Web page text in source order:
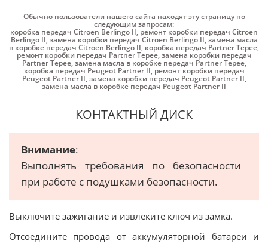
Обычно пользователи нашего сайта находят эту страницу по
следующим запросам:
коробка передач Citroen Berlingo II, ремонт коробки передач Citroen
Berlingo II,замена коробки передач Citroen Berlingo II,замена масла
в коробке передач Citroen Berlingo II, коробка передач Partner Tepee,
ремонт коробки передач Partner Tepee,замена коробки передач
Partner Tepee,замена масла в коробке передач Partner Tepee,
коробка передач Peugeot Partner II, ремонт коробки передач
Peugeot Partner II,замена коробки передач Peugeot Partner II,
замена масла в коробке передач Peugeot Partner II
КОНТАКТНЫЙ ДИСК
Внимание:
Выполнять требования по безопасности
при работе с подушками безопасности.
Выключите зажигание и извлеките ключ из замка.
Отсоедините провода от аккумуляторной батареи и